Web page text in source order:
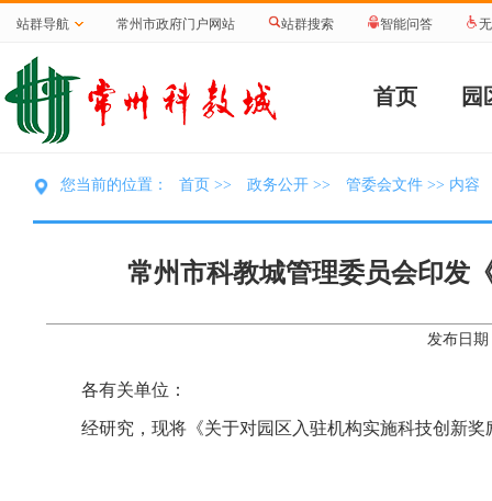
站群导航 常州市政府门户网站 站群搜索 智能问答
首页 园
您当前的位置： 首页 >> 政务公开 >> 管委会文件 >> 内容
常州市科教城管理委员会印发
发布日
各有关单位：
经研究，现将《关于对园区入驻机构实施科技创新